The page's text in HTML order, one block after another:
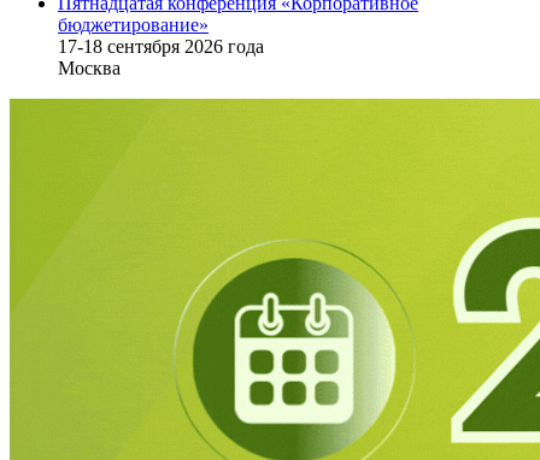
бюджетирование»
17-18 сентября 2026 года
Москва